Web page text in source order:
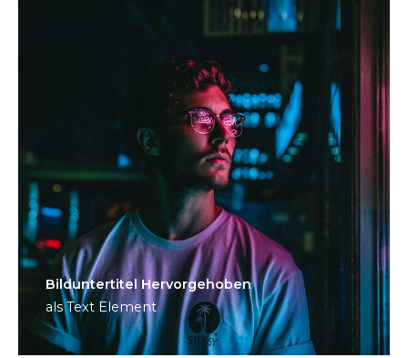
Bild­unter­titel Hervorgehoben
als Text Element